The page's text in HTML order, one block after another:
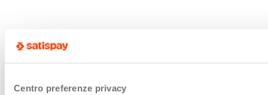
Centro preferenze privacy